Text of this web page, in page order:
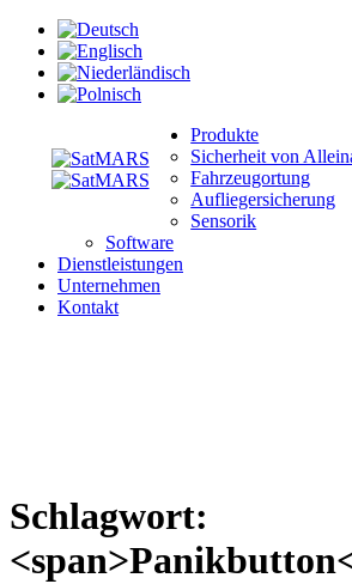
Produkte
Sicherheit von
Fahrzeugortung
Aufliegersicherung
Sensorik
Software
Dienstleistungen
Unternehmen
Kontakt
Schlagwort: